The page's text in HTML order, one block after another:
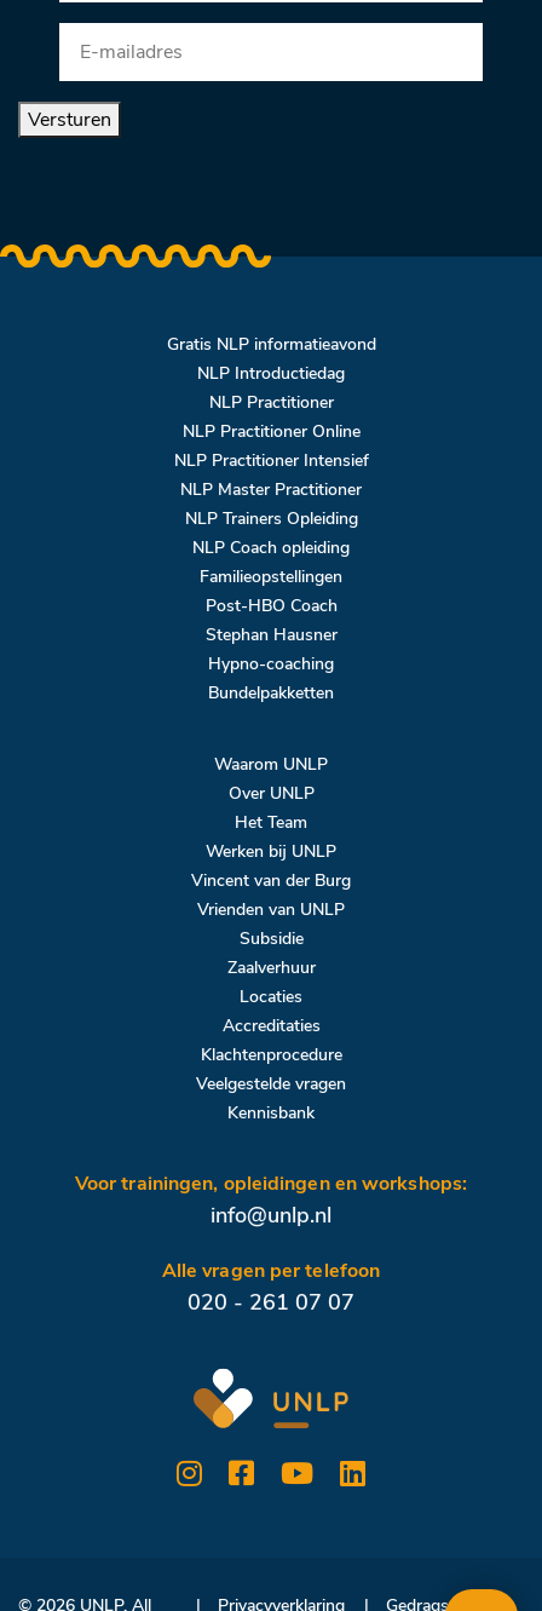
Versturen
Gratis NLP informatieavond
NLP Introductiedag
NLP Practitioner
NLP Practitioner Online
NLP Practitioner Intensief
NLP Master Practitioner
NLP Trainers Opleiding
NLP Coach opleiding
Familieopstellingen
Post-HBO Coach
Stephan Hausner
Hypno-coaching
Bundelpakketten
Waarom UNLP
Over UNLP
Het Team
Werken bij UNLP
Vincent van der Burg
Vrienden van UNLP
Subsidie
Zaalverhuur
Locaties
Accreditaties
Klachtenprocedure
Veelgestelde vragen
Kennisbank
Voor trainingen, opleidingen en workshops:
info@unlp.nl
Alle vragen per telefoon
020 - 261 07 07
© 2026 UNLP. All Privacyverklaring Gedragscode